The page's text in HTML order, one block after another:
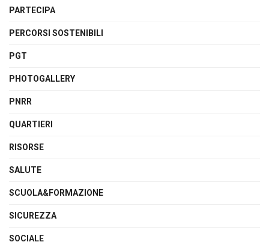
PARTECIPA
PERCORSI SOSTENIBILI
PGT
PHOTOGALLERY
PNRR
QUARTIERI
RISORSE
SALUTE
SCUOLA&FORMAZIONE
SICUREZZA
SOCIALE